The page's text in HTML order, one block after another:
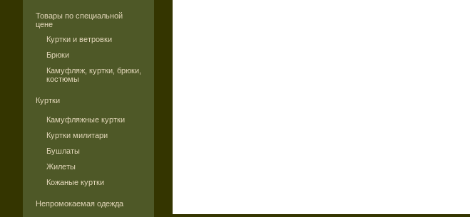
Товары по специальной
цене
Куртки и ветровки
Брюки
Камуфляж, куртки, брюки,
костюмы
Куртки
Камуфляжные куртки
Куртки милитари
Бушлаты
Жилеты
Кожаные куртки
Непромокаемая одежда